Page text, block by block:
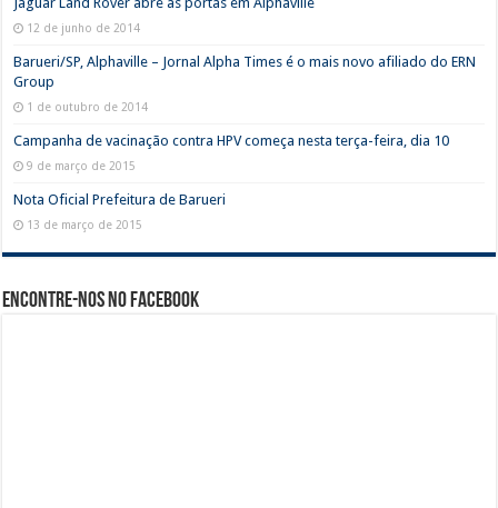
12 de junho de 2014
Barueri/SP, Alphaville – Jornal Alpha Times é o mais novo afiliado do ERN
Group
1 de outubro de 2014
Campanha de vacinação contra HPV começa nesta terça-feira, dia 10
9 de março de 2015
Nota Oficial Prefeitura de Barueri
13 de março de 2015
Encontre-nos no Facebook